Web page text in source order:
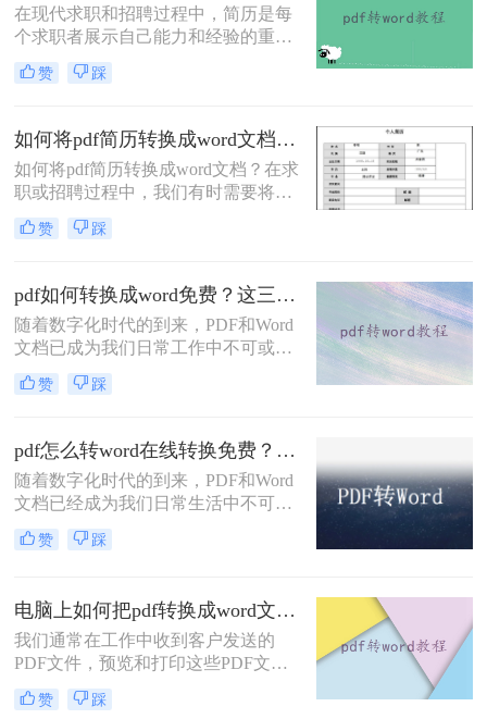
定的！在本文中，我们将介绍几种简
单易行的方法，让您轻松地将PDF转
换为Word文档。
在现代求职和招聘过程中，简历是每
个求职者展示自己能力和经验的重要
工具。然而，由于各种原因，有时我
们需要将PDF格式的简历转换为Word
转换成word方法，以帮助您更好地准
备和展示自己的个人资料。
赞 踩
如何将pdf简历转换成word文档？分享3种简单方法~
如何将pdf简历转换成word文档？在求
职或招聘过程中，我们有时需要将
PDF格式的简历转换为Word文档，以
便进行编辑或发送给招聘方。虽然有
我们将介绍两种常用的方法，以便您
根据个人需求选择适合的转换方式。
赞 踩
pdf如何转换成word免费？这三种转换方法掌握好！
随着数字化时代的到来，PDF和Word
文档已成为我们日常工作中不可或缺
的工具。有时，我们需要将PDF文件
的内容编辑和整理到Word文档中。本
费，并分享一些技巧，以帮助您更高
效地完成这项任务。
赞 踩
pdf怎么转word在线转换免费？来看这个白嫖在线工具！
随着数字化时代的到来，PDF和Word
文档已经成为我们日常生活中不可或
缺的文件格式。然而，有时候我们需
要将PDF文件转换为Word文档，以便
也有一些免费的在线转换方法可供选
择。本文将详细介绍pdf怎么转word在
线转换免费。
赞 踩
电脑上如何把pdf转换成word文档？分享四招轻松搞定！
我们通常在工作中收到客户发送的
PDF文件，预览和打印这些PDF文件
非常方便，但编辑很难修改。通常，
我们需要在网上找到一些PDF转换
赞 踩